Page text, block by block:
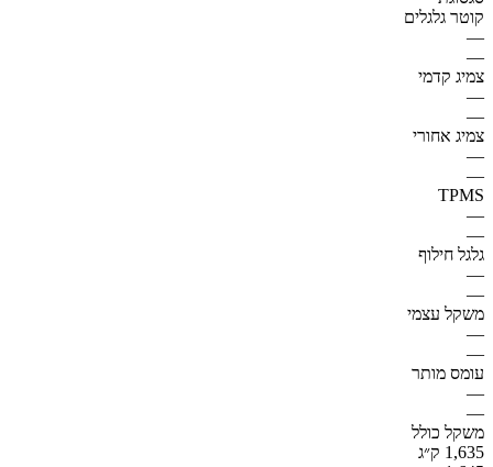
קוטר גלגלים
—
—
צמיג קדמי
—
—
צמיג אחורי
—
—
TPMS
—
—
גלגל חילוף
—
—
משקל עצמי
—
—
עומס מותר
—
—
משקל כולל
1,635 ק״ג